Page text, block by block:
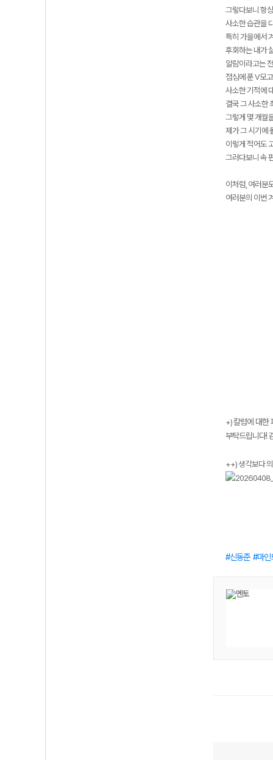
그렇다보니 항
사소한 습관을
특히 가을에서
후회하는 내가
알람이라고는
점심에 푼 V모
사소한 기적에
결국 그 사소한
그렇게 몇 개월
제가 그 시기에
이렇게 적어도
그러다보니 속
이처럼, 여러분
여러분의 이번
+)칼럼에 대한
부탁드립니다!
++) 생각보다
신동준 마인